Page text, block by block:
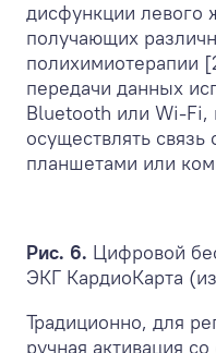
дисфункции левого
получающих
полихимиотерапии
передачи данных
Bluetooth или Wi-Fi,
осуществлять
планшетами или
Рис. 6. Цифровой
ЭКГ КардиоКарта
Традиционно, для
ручная активация